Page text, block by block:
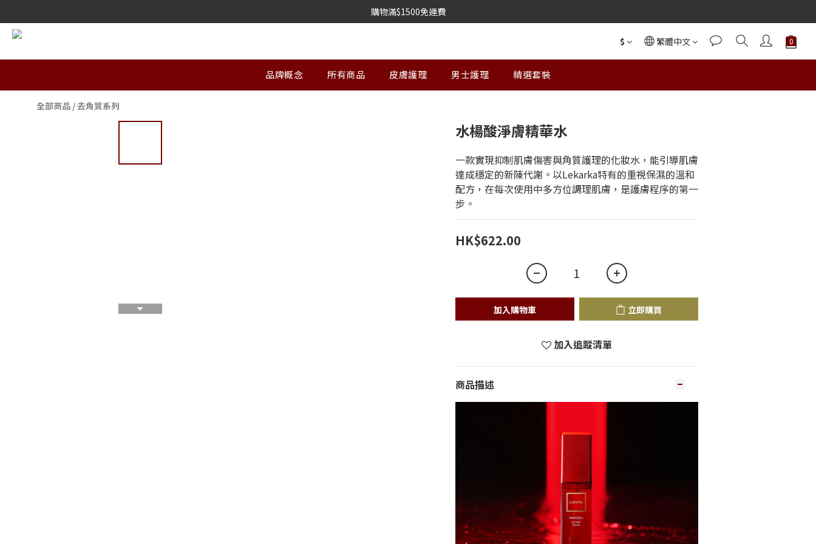
購物滿$1500免運費
$ 繁體中文
品牌概念 所有商品 皮膚護理 男士護理 精選套裝
全部商品 /去角質系列
水楊酸淨膚精華水
一款實現抑制肌膚傷害與角質護理的化妝水，能引導肌膚
達成穩定的新陳代謝。以Lekarka特有的重視保濕的溫和
配方，在每次使用中多方位調理肌膚，是護膚程序的第一
步。
HK$622.00
加入購物車 立即購買
加入追蹤清單
商品描述